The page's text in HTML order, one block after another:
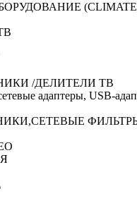
/ДЕЛИТЕЛИ ТВ
адаптеры, USB-